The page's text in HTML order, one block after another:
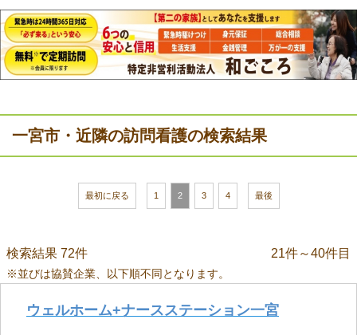
一宮市・近隣の訪問看護の検索結果
最初に戻る 1 2 3 4 最後
検索結果 72件 21件～40件目
※並びは協賛企業、以下順不同となります。
ウェルホーム+ナースステーション一宮